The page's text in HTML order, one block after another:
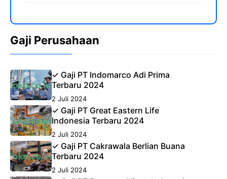
Gaji Perusahaan
✓ Gaji PT Indomarco Adi Prima
Terbaru 2024
2 Juli 2024
✓ Gaji PT Great Eastern Life
Indonesia Terbaru 2024
2 Juli 2024
✓ Gaji PT Cakrawala Berlian Buana
Terbaru 2024
2 Juli 2024